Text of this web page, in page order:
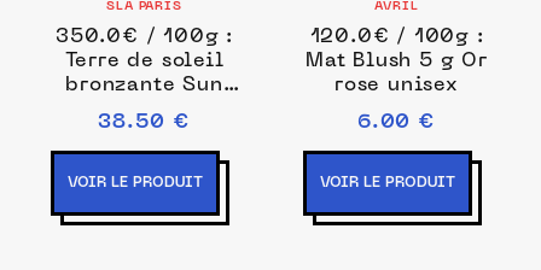
SLA PARIS
350.0€ / 100g :
Terre de soleil
bronzante Sun
Bay Contouring
11 g Marron clair
unisex
38.50 €
VOIR LE PRODUIT
AVRIL
120.0€ / 100g :
Mat Blush 5 g Or
rose unisex
6.00 €
VOIR LE PRODUIT